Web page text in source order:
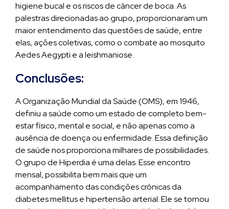
higiene bucal e os riscos de câncer de boca. As
palestras direcionadas ao grupo, proporcionaram um
maior entendimento das questões de saúde, entre
elas, ações coletivas, como o combate ao mosquito
Aedes Aegypti e a leishmaniose.
Conclusões:
A Organização Mundial da Saúde (OMS), em 1946,
definiu a saúde como um estado de completo bem-
estar físico, mental e social, e não apenas como a
ausência de doença ou enfermidade. Essa definição
de saúde nos proporciona milhares de possibilidades.
O grupo de Hiperdia é uma delas. Esse encontro
mensal, possibilita bem mais que um
acompanhamento das condições crônicas da
diabetes mellitus e hipertensão arterial. Ele se tornou